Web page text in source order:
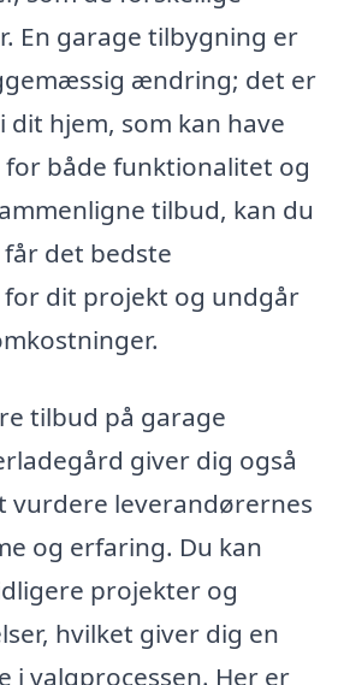
En garage tilbygning er
ændring; det er
dit hjem, som kan have
både funktionalitet og
tilbud, kan du
det bedste
dit projekt og undgår
tilbud på garage
giver dig også
vurdere leverandørernes
og erfaring. Du kan
projekter og
hvilket giver dig en
i valgprocessen. Her er